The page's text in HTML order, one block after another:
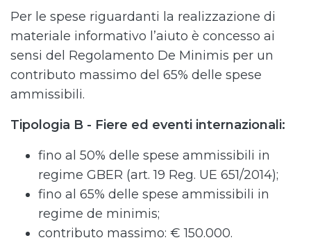
Per le spese riguardanti la realizzazione di
materiale informativo l’aiuto è concesso ai
sensi del Regolamento De Minimis per un
contributo massimo del 65% delle spese
ammissibili.
Tipologia B - Fiere ed eventi internazionali:
fino al 50% delle spese ammissibili in
regime GBER (art. 19 Reg. UE 651/2014);
fino al 65% delle spese ammissibili in
regime de minimis;
contributo massimo: € 150.000.